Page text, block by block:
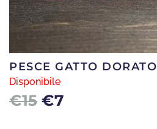
PESCE GATTO DORATO
Disponibile
€15 Il
€7